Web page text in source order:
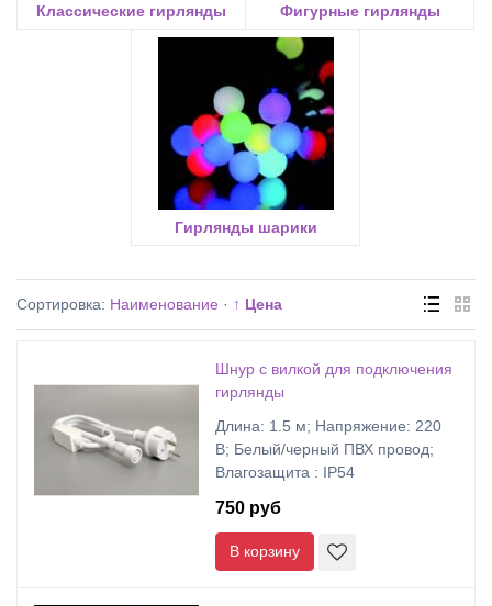
Классические гирлянды Фигурные гирлянды
Гирлянды шарики
Сортировка: Наименование · ↑ Цена
Шнур с вилкой для подключения
гирлянды
Длина: 1.5 м; Напряжение: 220
В; Белый/черный ПВХ провод;
Влагозащита : IP54
750 руб
В корзину